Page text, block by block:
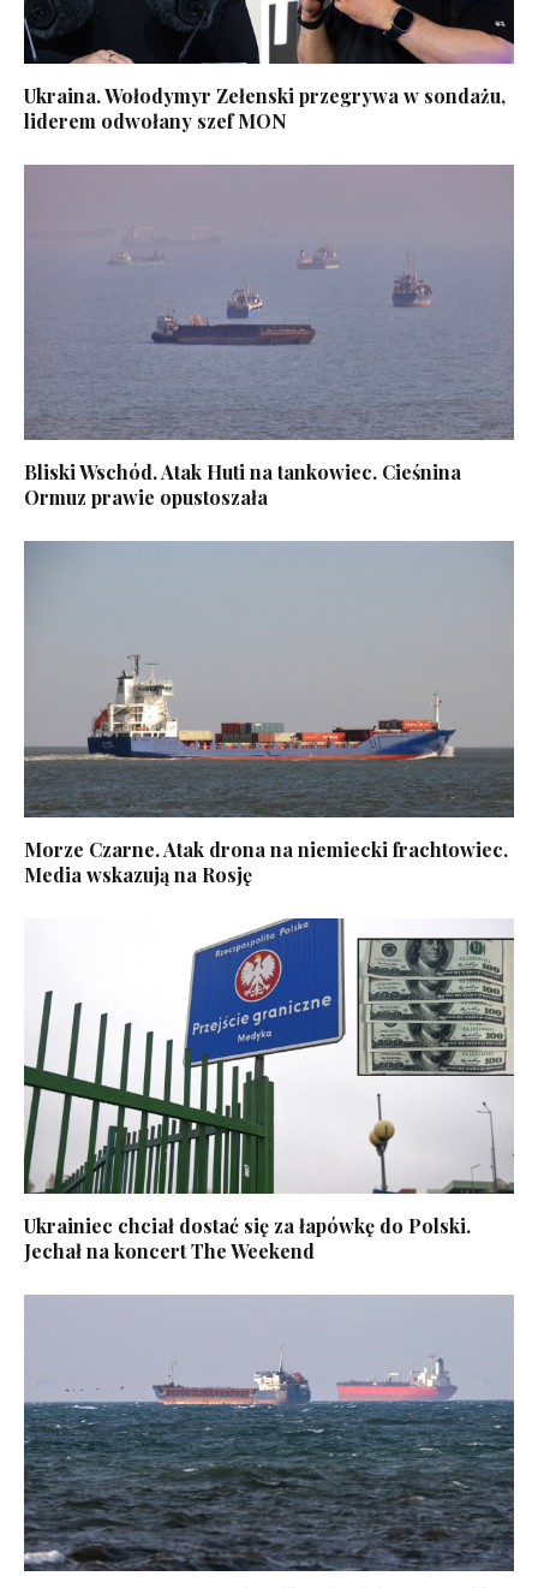
Ukraina. Wołodymyr Zełenski przegrywa w sondażu,
liderem odwołany szef MON
Bliski Wschód. Atak Huti na tankowiec. Cieśnina
Ormuz prawie opustoszała
Morze Czarne. Atak drona na niemiecki frachtowiec.
Media wskazują na Rosję
Ukrainiec chciał dostać się za łapówkę do Polski.
Jechał na koncert The Weekend